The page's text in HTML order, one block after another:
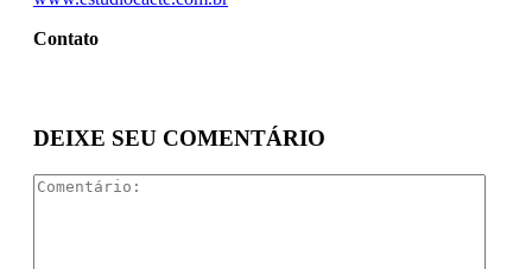
Contato
DEIXE SEU COMENTÁRIO